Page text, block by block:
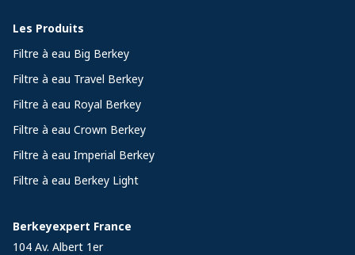
Les Produits
Filtre à eau Big Berkey
Filtre à eau Travel Berkey
Filtre à eau Royal Berkey
Filtre à eau Crown Berkey
Filtre à eau Imperial Berkey
Filtre à eau Berkey Light
Berkeyexpert France
104 Av. Albert 1er